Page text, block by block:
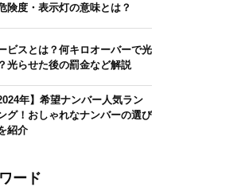
険度・表示灯の意味とは？
ビスとは？何キロオーバーで光
光らせた後の罰金など解説
2024年】希望ナンバー人気ラン
グ！おしゃれなナンバーの選び
紹介
ード